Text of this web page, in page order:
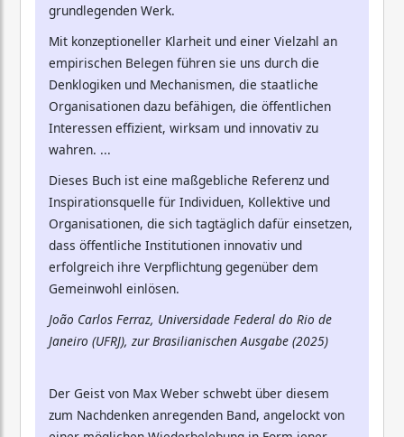
grundlegenden Werk.
Mit konzeptioneller Klarheit und einer Vielzahl an
empirischen Belegen führen sie uns durch die
Denklogiken und Mechanismen, die staatliche
Organisationen dazu befähigen, die öffentlichen
Interessen effizient, wirksam und innovativ zu
wahren. ...
Dieses Buch ist eine maßgebliche Referenz und
Inspirationsquelle für Individuen, Kollektive und
Organisationen, die sich tagtäglich dafür einsetzen,
dass öffentliche Institutionen innovativ und
erfolgreich ihre Verpflichtung gegenüber dem
Gemeinwohl einlösen.
João Carlos Ferraz, Universidade Federal do Rio de
Janeiro (UFRJ), zur Brasilianischen Ausgabe (2025)
Der Geist von Max Weber schwebt über diesem
zum Nachdenken anregenden Band, angelockt von